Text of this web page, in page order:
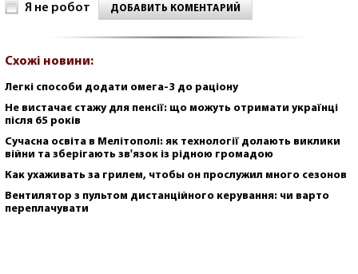
Я не робот ДОБАВИТЬ КОМЕНТАРИЙ
Схожі новини:
Легкі способи додати омега-3 до раціону
Не вистачає стажу для пенсії: що можуть отримати українці
після 65 років
Сучасна освіта в Мелітополі: як технології долають виклики
війни та зберігають зв'язок із рідною громадою
Как ухаживать за грилем, чтобы он прослужил много сезонов
Вентилятор з пультом дистанційного керування: чи варто
переплачувати